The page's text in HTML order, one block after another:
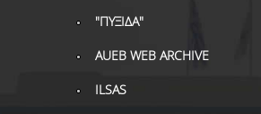
"ΠΥΞΙΔΑ"
AUEB WEB ARCHIVE
ILSAS